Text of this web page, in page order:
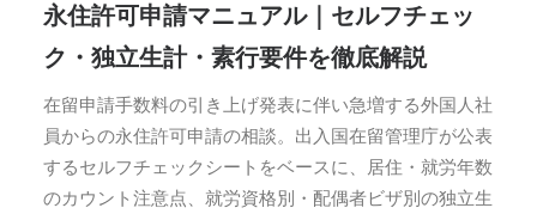
永住許可申請マニュアル｜セルフチェッ
ク・独立生計・素行要件を徹底解説
在留申請手数料の引き上げ発表に伴い急増する外国人社
員からの永住許可申請の相談。出入国在留管理庁が公表
するセルフチェックシートをベースに、居住・就労年数
のカウント注意点、就労資格別・配偶者ビザ別の独立生